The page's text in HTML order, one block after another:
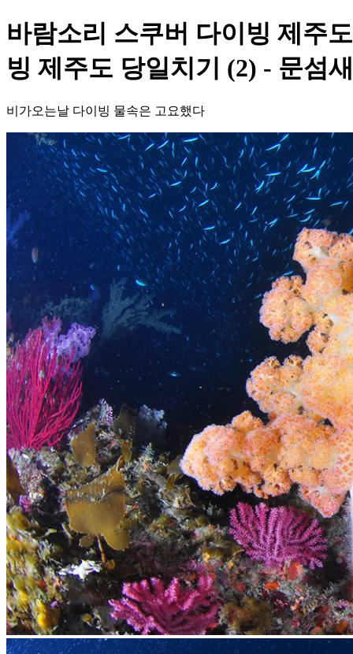
바람소리 스쿠버 다이빙 제주
빙 제주도 당일치기 (2) - 문섬
비가오는날 다이빙 물속은 고요했다